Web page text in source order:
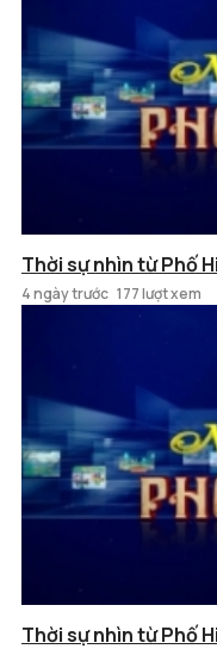
Thời sự nhìn từ Phố
4 ngày trước 177 lượt xem
Thời sự nhìn từ Phố